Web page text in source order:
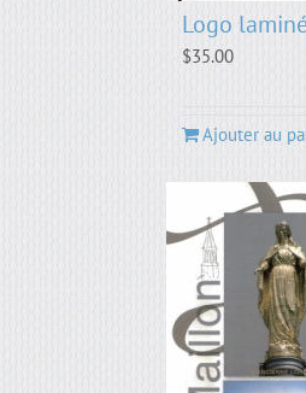
Logo
$35.00
Ajouter au